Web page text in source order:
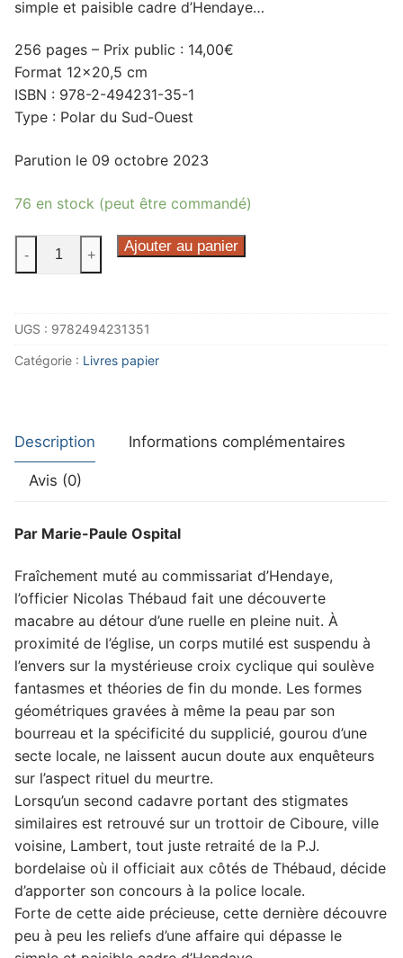
simple et paisible cadre d’Hendaye…
256 pages – Prix public : 14,00€
Format 12×20,5 cm
ISBN : 978-2-494231-35-1
Type : Polar du Sud-Ouest
Parution le 09 octobre 2023
76 en stock (peut être commandé)
quantité
de
sang
sur
- + Ajouter au panier
UGS : 9782494231351
Catégorie : Livres papier
Description Informations complémentaires
Avis (0)
Par Marie-Paule Ospital
Fraîchement muté au commissariat d’Hendaye,
l’officier Nicolas Thébaud fait une découverte
macabre au détour d’une ruelle en pleine nuit. À
proximité de l’église, un corps mutilé est suspendu à
l’envers sur la mystérieuse croix cyclique qui soulève
fantasmes et théories de fin du monde. Les formes
géométriques gravées à même la peau par son
bourreau et la spécificité du supplicié, gourou d’une
secte locale, ne laissent aucun doute aux enquêteurs
sur l’aspect rituel du meurtre.
Lorsqu’un second cadavre portant des stigmates
similaires est retrouvé sur un trottoir de Ciboure, ville
voisine, Lambert, tout juste retraité de la P.J.
bordelaise où il officiait aux côtés de Thébaud, décide
d’apporter son concours à la police locale.
Forte de cette aide précieuse, cette dernière découvre
peu à peu les reliefs d’une affaire qui dépasse le